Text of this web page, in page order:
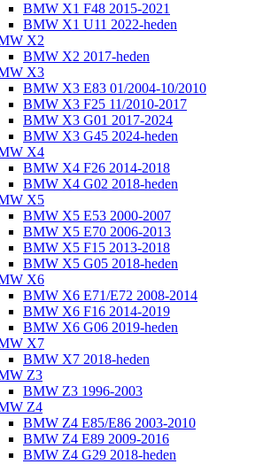
BMW X1 F48 2015-2021
BMW X1 U11 2022-heden
X2
BMW X2 2017-heden
X3
BMW X3 E83 01/2004-10/2010
BMW X3 F25 11/2010-2017
BMW X3 G01 2017-2024
BMW X3 G45 2024-heden
X4
BMW X4 F26 2014-2018
BMW X4 G02 2018-heden
X5
BMW X5 E53 2000-2007
BMW X5 E70 2006-2013
BMW X5 F15 2013-2018
BMW X5 G05 2018-heden
X6
BMW X6 E71/E72 2008-2014
BMW X6 F16 2014-2019
BMW X6 G06 2019-heden
X7
BMW X7 2018-heden
Z3
BMW Z3 1996-2003
Z4
BMW Z4 E85/E86 2003-2010
BMW Z4 E89 2009-2016
BMW Z4 G29 2018-heden